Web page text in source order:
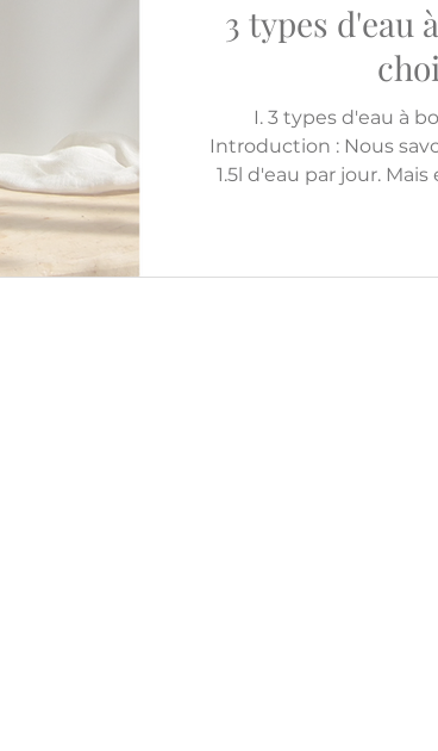
3 types d'eau
I. 3 types d'eau à
Introduction : Nous
1.5l d'eau par jour.